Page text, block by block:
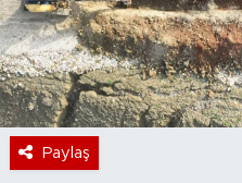
Paylaş